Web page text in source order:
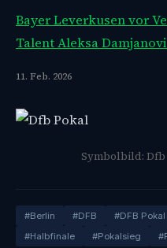
Bayer Leverkusen vor
Talent Aleksa
11. Feb. 2026
Symbolbild: Dfb
#Berlin #DFB #DFB Pokal
#Halbfinale
#Pokalsieg